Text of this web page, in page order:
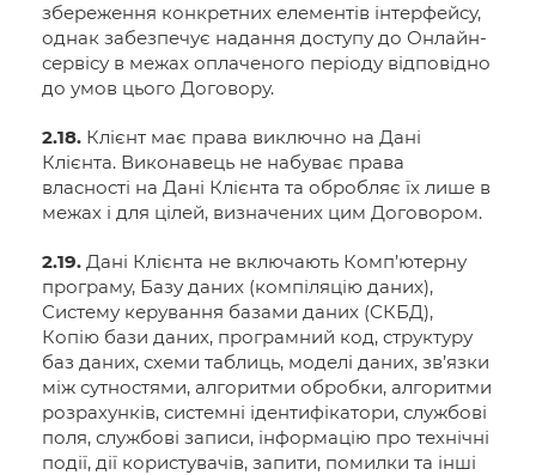
збереження конкретних елементів інтерфейсу,
однак забезпечує надання доступу до Онлайн-
сервісу в межах оплаченого періоду відповідно
до умов цього Договору.
2.18. Клієнт має права виключно на Дані
Клієнта. Виконавець не набуває права
власності на Дані Клієнта та обробляє їх лише в
межах і для цілей, визначених цим Договором.
2.19. Дані Клієнта не включають Комп’ютерну
програму, Базу даних (компіляцію даних),
Систему керування базами даних (СКБД),
Копію бази даних, програмний код, структуру
баз даних, схеми таблиць, моделі даних, зв’язки
між сутностями, алгоритми обробки, алгоритми
розрахунків, системні ідентифікатори, службові
поля, службові записи, інформацію про технічні
події, дії користувачів, запити, помилки та інші